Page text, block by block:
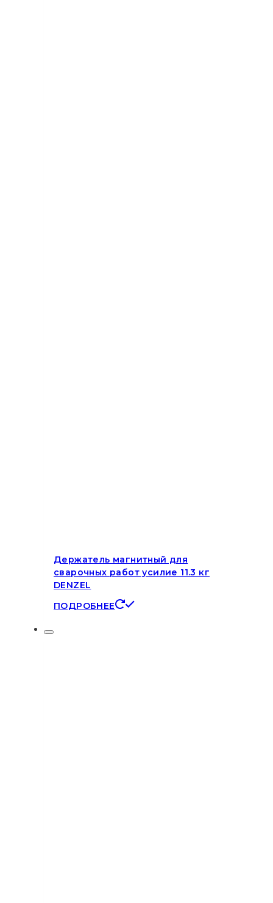
Держатель магнитный для
сварочных работ усилие 11.3 кг
DENZEL
ПОДРОБНЕЕ